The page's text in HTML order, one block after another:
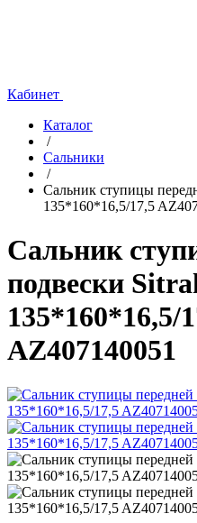
Кабинет
Каталог
/
Сальники
/
Сальник ступицы
135*160*16,5/17,5
Сальник
подвески
135*160*16,5/
AZ407140051